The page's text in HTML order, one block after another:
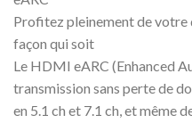
Profitez pleinement de votre
façon qui soit
Le HDMI eARC (Enhanced
transmission sans perte de
en 5.1 ch et 7.1 ch, et même